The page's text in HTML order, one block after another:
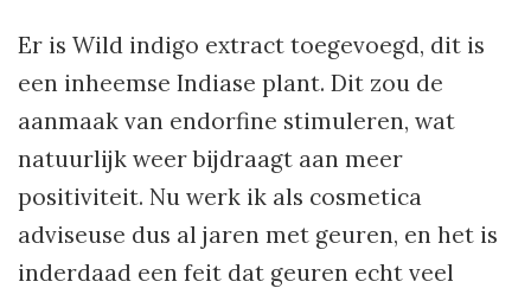
Er is Wild indigo extract toegevoegd, dit is
een inheemse Indiase plant. Dit zou de
aanmaak van endorfine stimuleren, wat
natuurlijk weer bijdraagt aan meer
positiviteit. Nu werk ik als cosmetica
adviseuse dus al jaren met geuren, en het is
inderdaad een feit dat geuren echt veel